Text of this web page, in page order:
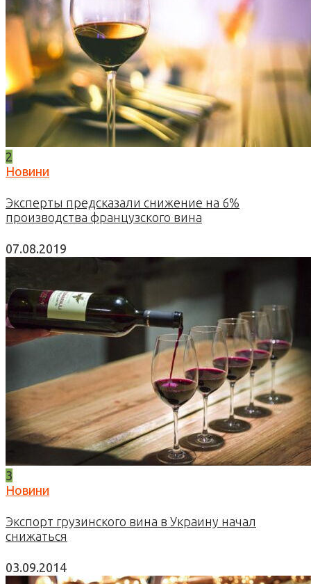
2
Новини
Эксперты предсказали снижение на 6%
производства французского вина
07.08.2019
3
Новини
Экспорт грузинского вина в Украину начал
снижаться
03.09.2014